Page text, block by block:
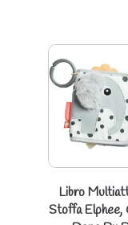
Libro
Stoffa